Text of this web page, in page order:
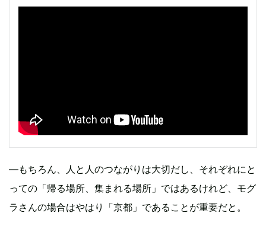
―もちろん、人と人のつながりは大切だし、それぞれにと
っての「帰る場所、集まれる場所」ではあるけれど、モグ
ラさんの場合はやはり「京都」であることが重要だと。